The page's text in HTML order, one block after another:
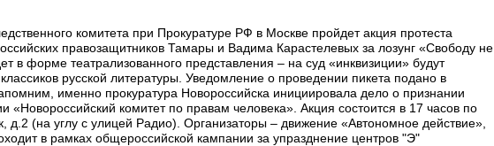
комитета при Прокуратуре РФ в Москве пройдет акция протеста
правозащитников Тамары и Вадима Карастелевых за лозунг «Свободу не
в форме театрализованного представления – на суд «инквизиции» будут
русской литературы. Уведомление о проведении пикета подано в
именно прокуратура Новороссийска инициировала дело о признании
«Новороссийский комитет по правам человека». Акция состоится в 17 часов по
д.2 (на углу с улицей Радио). Организаторы – движение «Автономное действие»,
в рамках общероссийской кампании за упразднение центров "Э"